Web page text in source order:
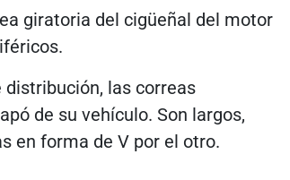
giratoria del cigüeñal del motor
las correas
de su vehículo. Son largos,
en forma de V por el otro.